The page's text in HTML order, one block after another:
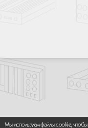
Мы используем файлы cookie, чтобы